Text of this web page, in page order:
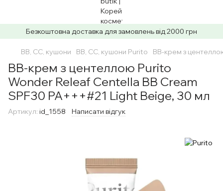
Безкоштовна доставка для замовлень від 2000 грн
BB, CC, кушони BB, CC, кушони Purito BB-крем з
BB-крем з центеллою Purito
Wonder Releaf Centella BB Cream
SPF30 PA+++#21 Light Beige, 30 мл
Артикул: id_1558 Написати відгук